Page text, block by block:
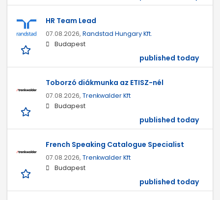
HR Team Lead
07.08.2026, Randstad Hungary Kft.
Budapest
published today
Toborzó diákmunka az ETISZ-nél
07.08.2026, Trenkwalder Kft
Budapest
published today
French Speaking Catalogue Specialist
07.08.2026, Trenkwalder Kft
Budapest
published today